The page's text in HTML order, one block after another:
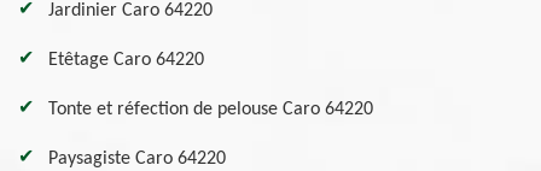
Jardinier Caro 64220
Etêtage Caro 64220
Tonte et réfection de pelouse Caro 64220
Paysagiste Caro 64220